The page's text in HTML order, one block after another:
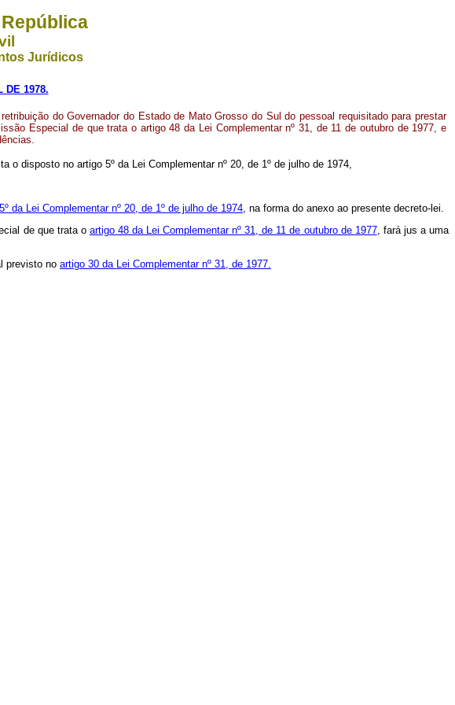
Jurídicos
DE 1978.
do Governador do Estado de Mato Grosso do Sul do pessoal requisitado para prestar
Especial de que trata o artigo 48 da Lei Complementar nº 31, de 11 de outubro de 1977, e
disposto no artigo 5º da Lei Complementar nº 20, de 1º de julho de 1974,
da Lei Complementar nº 20, de 1º de julho de 1974, na forma do anexo ao presente decreto-lei.
de que trata o artigo 48 da Lei Complementar nº 31, de 11 de outubro de 1977, fará jus a uma
previsto no artigo 30 da Lei Complementar nº 31, de 1977.